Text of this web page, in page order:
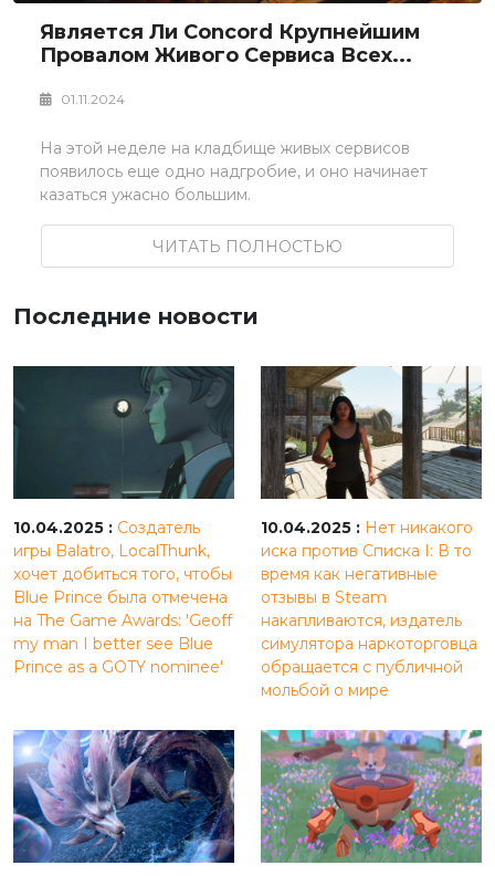
Является Ли Concord Крупнейшим
Провалом Живого Сервиса Всех...
01.11.2024
На этой неделе на кладбище живых сервисов
появилось еще одно надгробие, и оно начинает
казаться ужасно большим.
ЧИТАТЬ ПОЛНОСТЬЮ
Последние новости
10.04.2025 : Создатель
игры Balatro, LocalThunk,
хочет добиться того, чтобы
Blue Prince была отмечена
на The Game Awards: 'Geoff
my man I better see Blue
Prince as a GOTY nominee'
10.04.2025 : Нет никакого
иска против Списка I: В то
время как негативные
отзывы в Steam
накапливаются, издатель
симулятора наркоторговца
обращается с публичной
мольбой о мире